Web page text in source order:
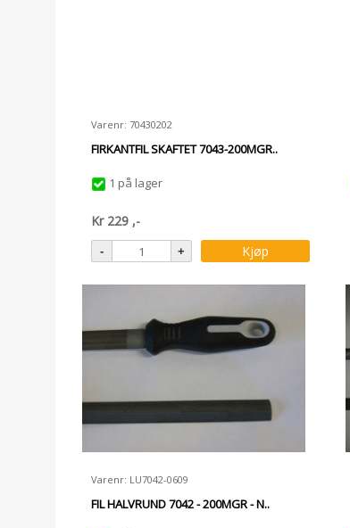
Varenr: 70430202
FIRKANTFIL SKAFTET 7043-200MGR..
1 på lager
Kr 229 ,-
Kjøp
Varenr: LU7042-0609
FIL HALVRUND 7042 - 200MGR - N..